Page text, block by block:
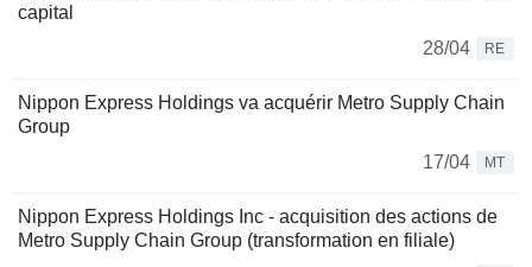
capital
28/04
RE
Nippon Express Holdings va acquérir Metro Supply Chain
Group
17/04
MT
Nippon Express Holdings Inc - acquisition des actions de
Metro Supply Chain Group (transformation en filiale)